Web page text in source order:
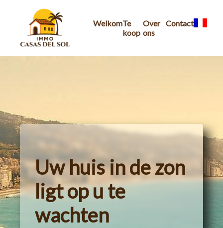
WelkomTe
koop
Over
ons
Contact
Uw huis in de zon
ligt op u te
wachten